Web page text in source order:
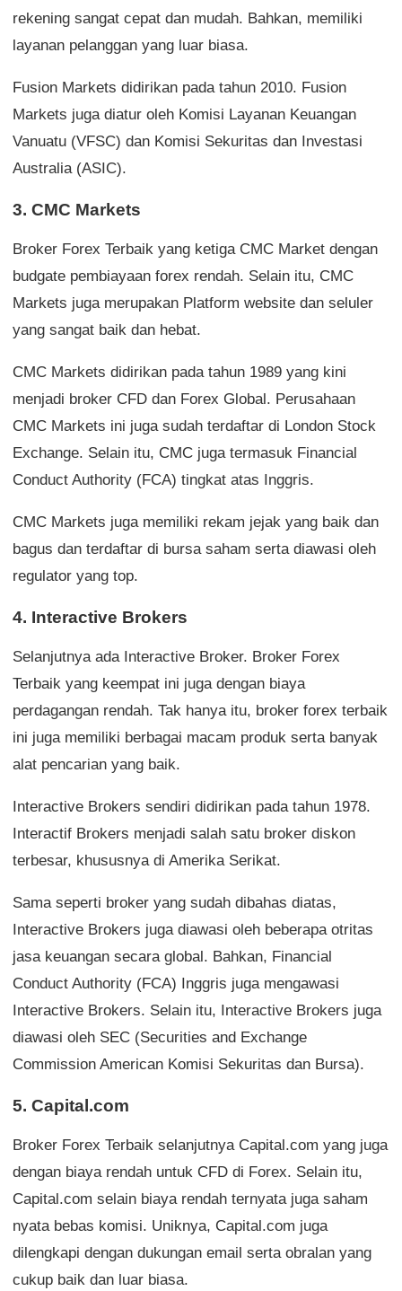
rekening sangat cepat dan mudah. Bahkan, memiliki
layanan pelanggan yang luar biasa.
Fusion Markets didirikan pada tahun 2010. Fusion
Markets juga diatur oleh Komisi Layanan Keuangan
Vanuatu (VFSC) dan Komisi Sekuritas dan Investasi
Australia (ASIC).
3. CMC Markets
Broker Forex Terbaik yang ketiga CMC Market dengan
budgate pembiayaan forex rendah. Selain itu, CMC
Markets juga merupakan Platform website dan seluler
yang sangat baik dan hebat.
CMC Markets didirikan pada tahun 1989 yang kini
menjadi broker CFD dan Forex Global. Perusahaan
CMC Markets ini juga sudah terdaftar di London Stock
Exchange. Selain itu, CMC juga termasuk Financial
Conduct Authority (FCA) tingkat atas Inggris.
CMC Markets juga memiliki rekam jejak yang baik dan
bagus dan terdaftar di bursa saham serta diawasi oleh
regulator yang top.
4. Interactive Brokers
Selanjutnya ada Interactive Broker. Broker Forex
Terbaik yang keempat ini juga dengan biaya
perdagangan rendah. Tak hanya itu, broker forex terbaik
ini juga memiliki berbagai macam produk serta banyak
alat pencarian yang baik.
Interactive Brokers sendiri didirikan pada tahun 1978.
Interactif Brokers menjadi salah satu broker diskon
terbesar, khususnya di Amerika Serikat.
Sama seperti broker yang sudah dibahas diatas,
Interactive Brokers juga diawasi oleh beberapa otritas
jasa keuangan secara global. Bahkan, Financial
Conduct Authority (FCA) Inggris juga mengawasi
Interactive Brokers. Selain itu, Interactive Brokers juga
diawasi oleh SEC (Securities and Exchange
Commission American Komisi Sekuritas dan Bursa).
5. Capital.com
Broker Forex Terbaik selanjutnya Capital.com yang juga
dengan biaya rendah untuk CFD di Forex. Selain itu,
Capital.com selain biaya rendah ternyata juga saham
nyata bebas komisi. Uniknya, Capital.com juga
dilengkapi dengan dukungan email serta obralan yang
cukup baik dan luar biasa.